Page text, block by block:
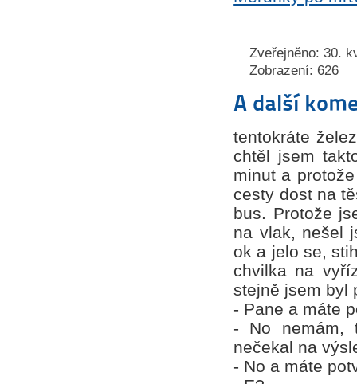
Zveřejněno: 30.
Zobrazení: 626
A další
tentokráte
chtěl jsem
minut a
cesty dost na
bus. Protože
na vlak, nešel
ok a jelo se,
chvilka na
stejně jsem byl
- Pane a máte
- No nemám,
nečekal na
- No a máte